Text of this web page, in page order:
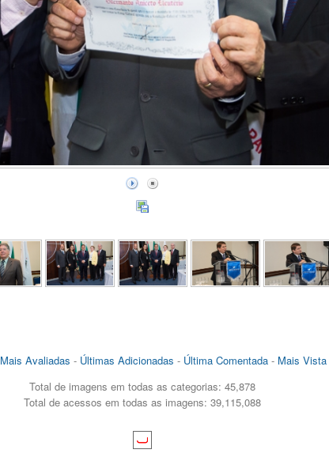
Mais Avaliadas - Últimas Adicionadas - Última Comentada- Mais Vista
Total de imagens em todas as categorias: 45,878
Total de acessos em todas as imagens: 39,115,088